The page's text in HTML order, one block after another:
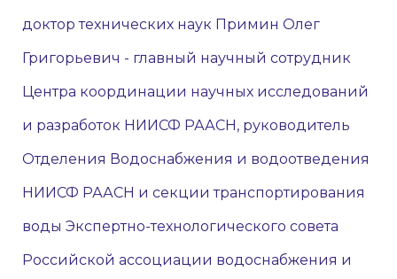
доктор технических наук Примин Олег
Григорьевич - главный научный сотрудник
Центра координации научных исследований
и разработок НИИСФ РААСН, руководитель
Отделения Водоснабжения и водоотведения
НИИСФ РААСН и секции транспортирования
воды Экспертно-технологического совета
Российской ассоциации водоснабжения и